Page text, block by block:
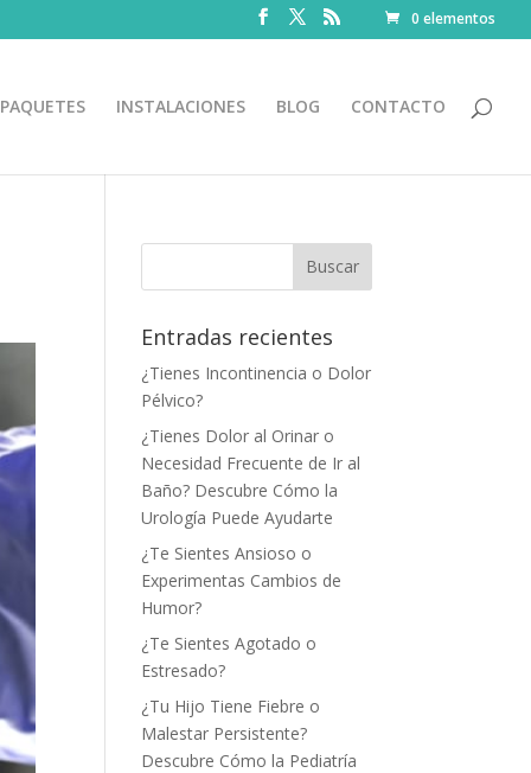
0 elementos
PAQUETES INSTALACIONES BLOG CONTACTO
Entradas recientes
¿Tienes Incontinencia o Dolor
Pélvico?
¿Tienes Dolor al Orinar o
Necesidad Frecuente de Ir al
Baño? Descubre Cómo la
Urología Puede Ayudarte
¿Te Sientes Ansioso o
Experimentas Cambios de
Humor?
¿Te Sientes Agotado o
Estresado?
¿Tu Hijo Tiene Fiebre o
Malestar Persistente?
Descubre Cómo la Pediatría